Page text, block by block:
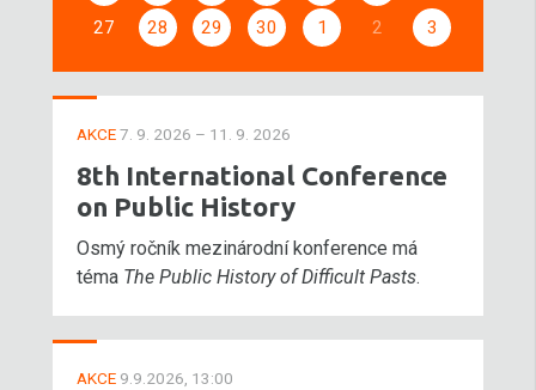
27
28 29 30 1 2 3
AKCE7. 9. 2026 – 11. 9. 2026
8th International Conference
on Public History
Osmý ročník mezinárodní konference má
téma The Public History of Difficult Pasts.
AKCE 9.9.2026, 13:00